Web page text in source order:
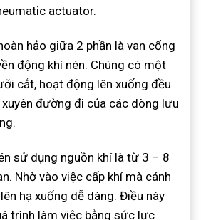
actuator.
hảo giữa 2 phần là van cổng
động khí nén. Chúng có một
cắt, hoạt động lên xuống đều
đường đi của các dòng lưu
sử dụng nguồn khí là từ 3 – 8
Nhờ vào việc cấp khí mà cánh
hạ xuống dễ dàng. Điều này
trình làm việc bằng sức lực